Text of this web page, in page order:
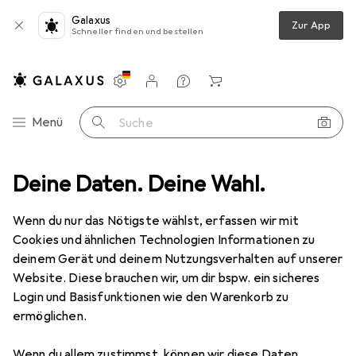
Deine Daten. Deine Wahl.
Wenn du nur das Nötigste wählst, erfassen wir mit
Cookies und ähnlichen Technologien Informationen zu
deinem Gerät und deinem Nutzungsverhalten auf unserer
Website. Diese brauchen wir, um dir bspw. ein sicheres
Login und Basisfunktionen wie den Warenkorb zu
ermöglichen.
Galaxus
Schneller finden und bestellen Zur App
Navigation nach Kategorien
Menü Suche
Einstellungen
Kundenkonto
Vergleichslisten
Merklisten
Warenkorb
Zubehör Schulbedarf Ordner Zubehör Durable Register PP
4 Bilder
MENGENRABATT
DurableRegister PP
EUR
1,64